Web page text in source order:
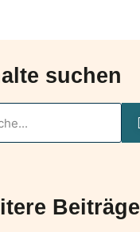
suchen
Beiträge